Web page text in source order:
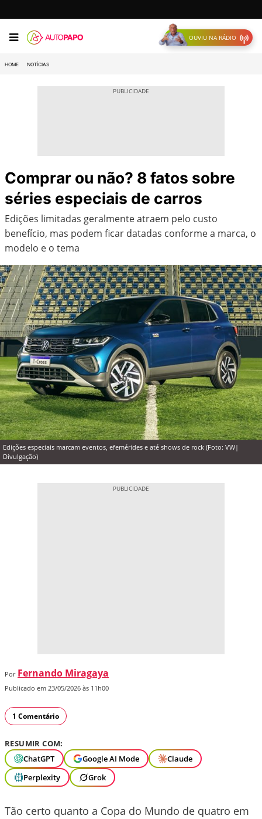
OUVIU NA RÁDIO
HOME NOTÍCIAS
Comprar ou não? 8 fatos sobre
séries especiais de carros
Edições limitadas geralmente atraem pelo custo
benefício, mas podem ficar datadas conforme a marca, o
modelo e o tema
Edições especiais marcam eventos, efemérides e até shows de rock (Foto: VW|
Divulgação)
Por Fernando Miragaya
Publicado em 23/05/2026 às 11h00
1 Comentário
RESUMIR COM:
ChatGPT
Google AI Mode
Claude
Perplexity
Grok
Tão certo quanto a Copa do Mundo de quatro em